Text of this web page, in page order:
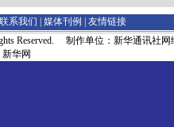
联系我们 媒体刊例
友情链接
Reserved. 制作单位：新华通讯社网
华网